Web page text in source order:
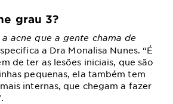
grau 3?
acne que a gente chama de
a Dra Monalisa Nunes. “É
de ter as lesões iniciais, que são
pequenas, ela também tem
internas, que chegam a fazer